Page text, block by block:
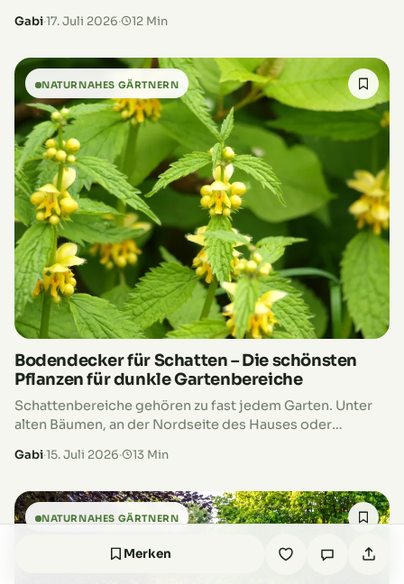
wechseln sich Sonne und Schatten…
Gabi·17. Juli 2026· 12 Min
NATURNAHES GÄRTNERN
Bodendecker für Schatten – Die schönsten
Pflanzen für dunkle Gartenbereiche
Schattenbereiche gehören zu fast jedem Garten. Unter
alten Bäumen, an der Nordseite des Hauses oder
Sonnenlicht auf den Boden. Viele Hobbygärtner…
Gabi·15. Juli 2026· 13 Min
NATURNAHES GÄRTNERN
Merken